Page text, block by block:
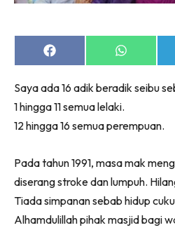
Share
on
Share
on
Saya ada 16 adik beradik seibu
1 hingga 11 semua lelaki.
12 hingga 16 semua perempuan.
Pada tahun 1991, masa mak
diserang stroke dan lumpuh.
Tiada simpanan sebab hidup
Alhamdulillah pihak masjid bagi